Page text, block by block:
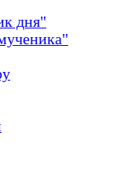
дня"